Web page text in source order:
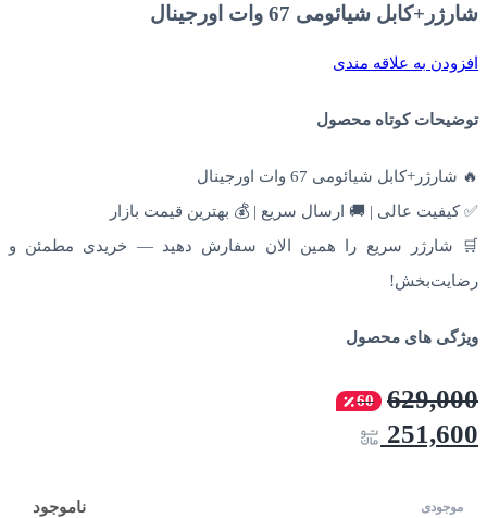
شارژر+کابل شیائومی 67 وات اورجینال
افزودن به علاقه مندی
توضیحات کوتاه محصول
🔥 شارژر+کابل شیائومی 67 وات اورجینال
✅ کیفیت عالی | 🚚 ارسال سریع | 💰 بهترین قیمت بازار
🛒 شارژر سریع را همین الان سفارش دهید — خریدی مطمئن و
رضایت‌بخش!
ویژگی های محصول
629,000
60
251,600
ناموجود